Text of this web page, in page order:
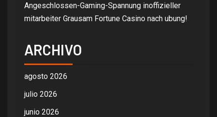
Angeschlossen-Gaming-Spannung inoffizieller
mitarbeiter Grausam Fortune Casino nach ubung!
ARCHIVO
agosto 2026
julio 2026
junio 2026